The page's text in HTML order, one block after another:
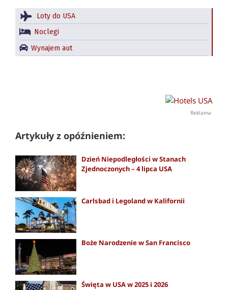
Loty do USA
Noclegi
Wynajem aut
Reklama
Artykuły z opóźnieniem:
Dzień Niepodległości w Stanach
Zjednoczonych – 4 lipca USA
Carlsbad i Legoland w Kalifornii
Boże Narodzenie w San Francisco
Święta w USA w 2025 i 2026